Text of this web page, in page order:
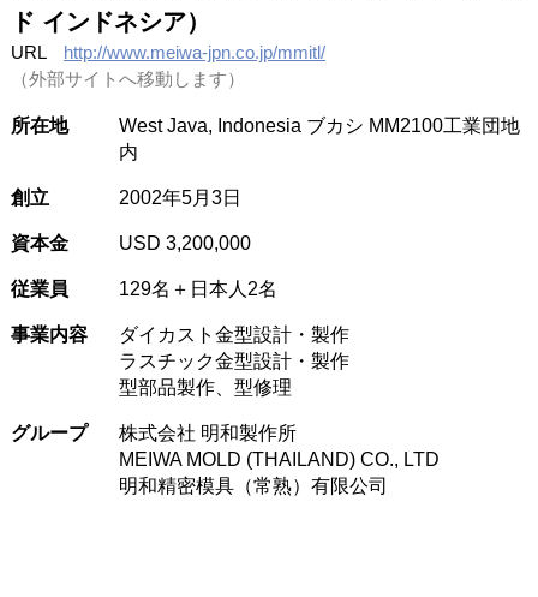
ド インドネシア）
URL http://www.meiwa-jpn.co.jp/mmitl/
（外部サイトへ移動します）
所在地
West Java, Indonesia ブカシ MM2100工業団地
内
創立 2002年5月3日
資本金 USD 3,200,000
従業員 129名＋日本人2名
事業内容
ダイカスト金型設計・製作
ラスチック金型設計・製作
型部品製作、型修理
グループ
株式会社 明和製作所
MEIWA MOLD (THAILAND) CO., LTD
明和精密模具（常熟）有限公司